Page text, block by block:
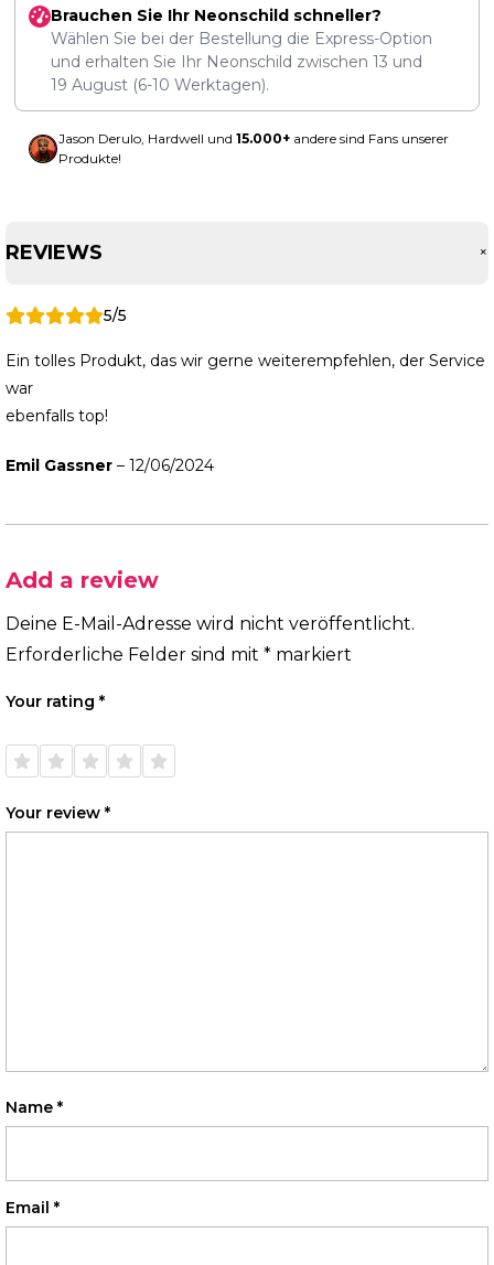
Brauchen Sie Ihr Neonschild schneller?
Wählen Sie bei der Bestellung die Express-Option
und erhalten Sie Ihr Neonschild zwischen 13 und
19 August (6-10 Werktagen).
Jason Derulo, Hardwell und 15.000+ andere sind Fans unserer
Produkte!
REVIEWS +
5/5
Ein tolles Produkt, das wir gerne weiterempfehlen, der Service
war
ebenfalls top!
Emil Gassner – 12/06/2024
Add a review
Deine E-Mail-Adresse wird nicht veröffentlicht.
Erforderliche Felder sind mit * markiert
Your rating *
Your review *
Name *
Email *